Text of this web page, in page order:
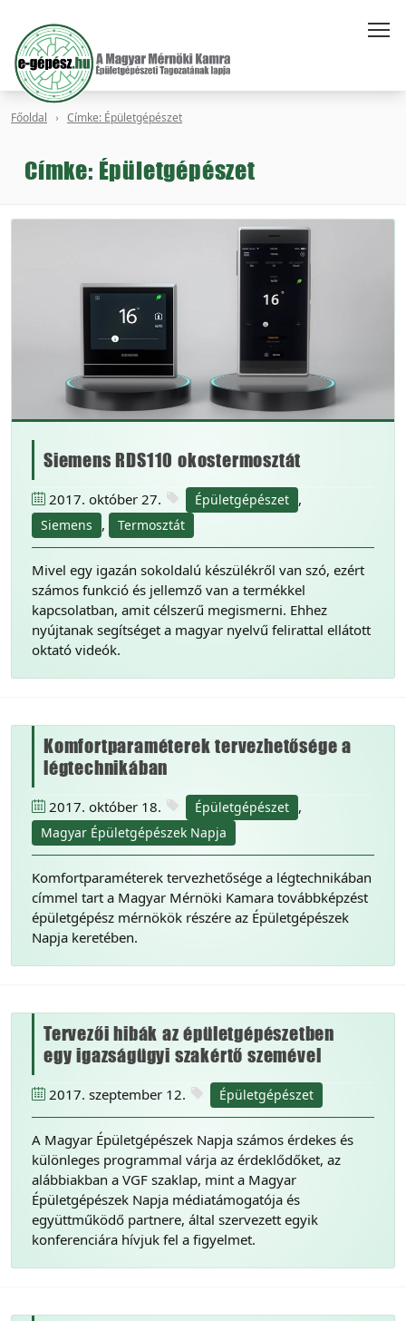
Főoldal Címke: Épületgépészet
Címke: Épületgépészet
Siemens RDS110 okostermosztát
2017. október 27. Épületgépészet ,
Siemens , Termosztát
Mivel egy igazán sokoldalú készülékről van szó, ezért
számos funkció és jellemző van a termékkel
kapcsolatban, amit célszerű megismerni. Ehhez
nyújtanak segítséget a magyar nyelvű felirattal ellátott
oktató videók.
Komfortparaméterek tervezhetősége a
légtechnikában
2017. október 18. Épületgépészet ,
Magyar Épületgépészek Napja
Komfortparaméterek tervezhetősége a légtechnikában
címmel tart a Magyar Mérnöki Kamara továbbképzést
épületgépész mérnökök részére az Épületgépészek
Napja keretében.
Tervezői hibák az épületgépészetben
egy igazságügyi szakértő szemével
2017. szeptember 12. Épületgépészet
A Magyar Épületgépészek Napja számos érdekes és
különleges programmal várja az érdeklődőket, az
alábbiakban a VGF szaklap, mint a Magyar
Épületgépészek Napja médiatámogatója és
együttműködő partnere, által szervezett egyik
konferenciára hívjuk fel a figyelmet.